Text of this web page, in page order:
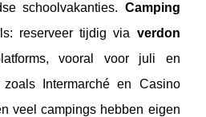
schoolvakanties. Camping
reserveer tijdig via verdon
vooral voor juli en
zoals Intermarché en Casino
veel campings hebben eigen